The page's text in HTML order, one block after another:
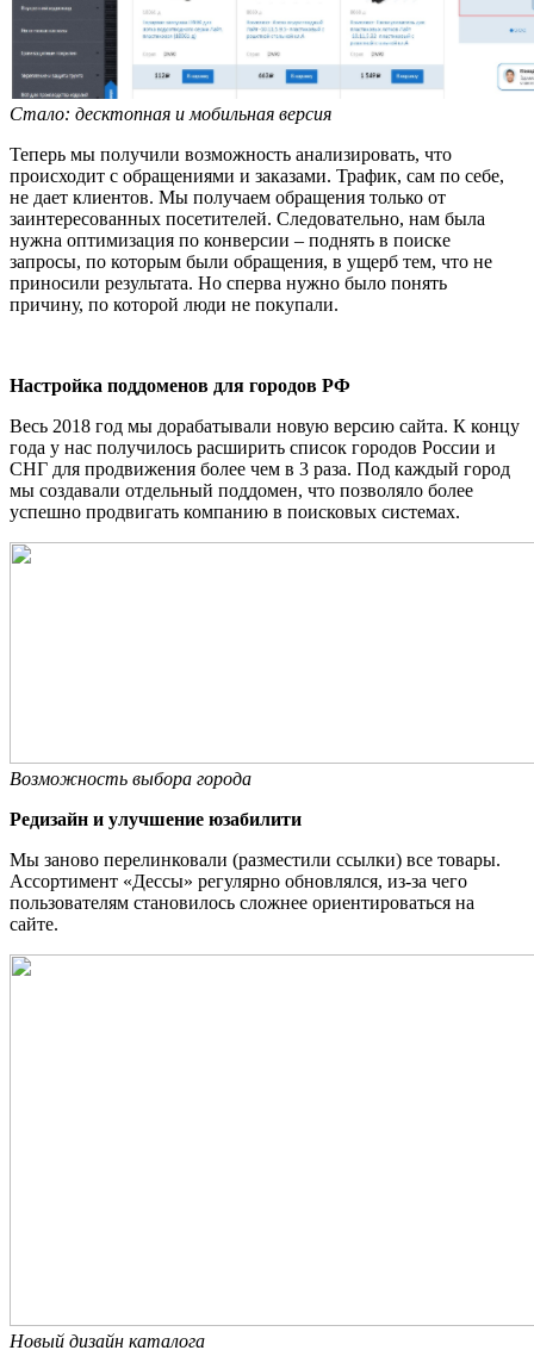
Стало: десктопная и мобильная версия
Теперь мы получили возможность анализировать, что
происходит с обращениями и заказами. Трафик, сам по себе,
не дает клиентов. Мы получаем обращения только от
заинтересованных посетителей. Следовательно, нам была
нужна оптимизация по конверсии – поднять в поиске
запросы, по которым были обращения, в ущерб тем, что не
приносили результата. Но сперва нужно было понять
причину, по которой люди не покупали.
Настройка поддоменов для городов РФ
Весь 2018 год мы дорабатывали новую версию сайта. К концу
года у нас получилось расширить список городов России и
СНГ для продвижения более чем в 3 раза. Под каждый город
мы создавали отдельный поддомен, что позволяло более
успешно продвигать компанию в поисковых системах.
Возможность выбора города
Редизайн и улучшение юзабилити
Мы заново перелинковали (разместили ссылки) все товары.
Ассортимент «Дессы» регулярно обновлялся, из-за чего
пользователям становилось сложнее ориентироваться на
сайте.
Новый дизайн каталога